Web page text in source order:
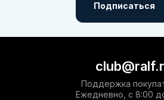
Подписаться
Поддержка
Ежедневно, с 8:00